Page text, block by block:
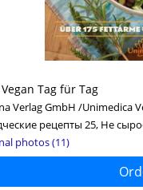
Tag für Tag
Verlag GmbH /Unimedica
рецепты 25, Не
photos (11)